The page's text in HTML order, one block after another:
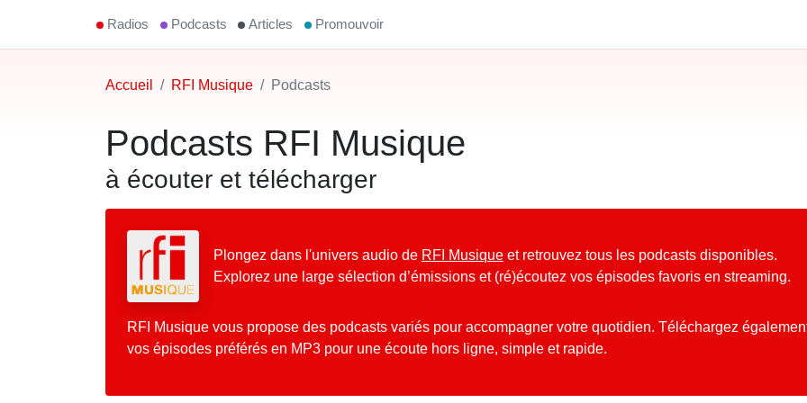
Radios Podcasts Articles Promouvoir
Accueil RFI Musique Podcasts
Podcasts RFI Musique
à écouter et télécharger
Plongez dans l'univers audio de RFI Musique et retrouvez tous les podcasts disponibles.
Explorez une large sélection d’émissions et (ré)écoutez vos épisodes favoris en streaming.
RFI Musique vous propose des podcasts variés pour accompagner votre quotidien. Téléchargez
vos épisodes préférés en MP3 pour une écoute hors ligne, simple et rapide.